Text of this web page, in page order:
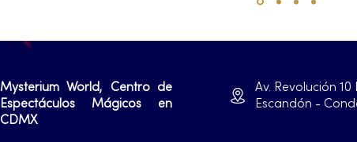
Mysterium World, Centro de
Espectáculos Mágicos en
CDMX
Av. Revolución 10
Escandón -